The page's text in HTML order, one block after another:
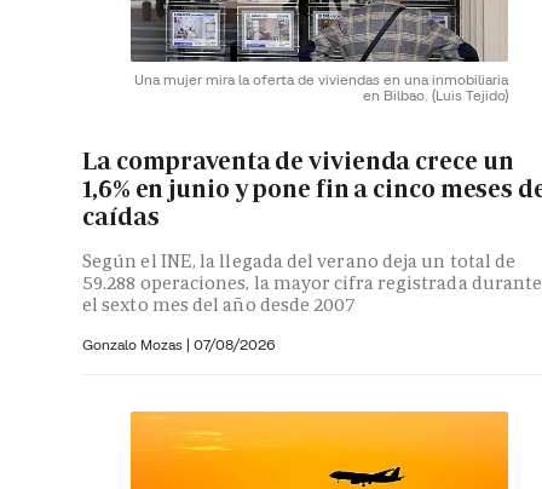
Una mujer mira la oferta de viviendas en una inmobiliaria
en Bilbao. (Luis Tejido)
La compraventa de vivienda crece un
1,6% en junio y pone fin a cinco meses
caídas
Según el INE, la llegada del verano deja un total de
59.288 operaciones, la mayor cifra registrada durante
el sexto mes del año desde 2007
Gonzalo Mozas | 07/08/2026